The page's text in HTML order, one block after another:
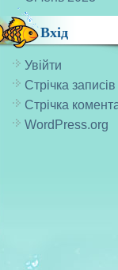
Вхід
Увійти
Стрічка записів
Стрічка
WordPress.org